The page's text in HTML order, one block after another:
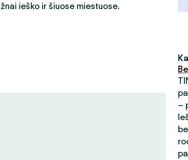
ieško ir šiuose miestuose.
–